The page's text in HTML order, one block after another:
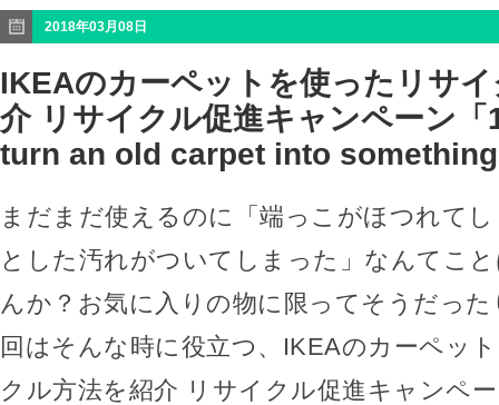
2018年03月08日
IKEAのカーペットを使ったリサ
介 リサイクル促進キャンペーン
turn an old carpet into
まだまだ使えるのに「端っこがほつれて
とした汚れがついてしまった」なんてこ
んか？お気に入りの物に限ってそうだっ
回はそんな時に役立つ、IKEAのカーペッ
クル方法を紹介 リサイクル促進キャンペ